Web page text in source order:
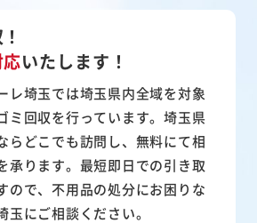
いたします！
レ埼玉では埼玉県内全域を対象
ミ回収を行っています。埼玉県
らどこでも訪問し、無料にて相
承ります。最短即日での引き取
ので、不用品の処分にお困りな
玉にご相談ください。